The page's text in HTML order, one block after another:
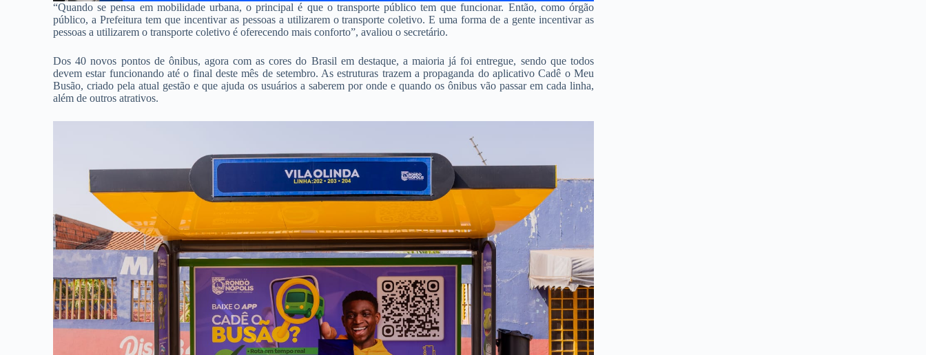
“Quando se pensa em mobilidade urbana, o principal é que o transporte público tem que funcionar. Então, como órgão
público, a Prefeitura tem que incentivar as pessoas a utilizarem o transporte coletivo. E uma forma de a gente incentivar as
pessoas a utilizarem o transporte coletivo é oferecendo mais conforto”, avaliou o secretário.
Dos 40 novos pontos de ônibus, agora com as cores do Brasil em destaque, a maioria já foi entregue, sendo que todos
devem estar funcionando até o final deste mês de setembro. As estruturas trazem a propaganda do aplicativo Cadê o Meu
Busão, criado pela atual gestão e que ajuda os usuários a saberem por onde e quando os ônibus vão passar em cada linha,
além de outros atrativos.